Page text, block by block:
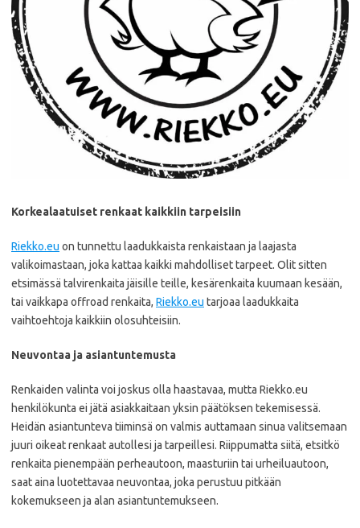
Korkealaatuiset renkaat kaikkiin tarpeisiin
Riekko.eu on tunnettu laadukkaista renkaistaan ja laajasta
valikoimastaan, joka kattaa kaikki mahdolliset tarpeet. Olit sitten
etsimässä talvirenkaita jäisille teille, kesärenkaita kuumaan kesään,
tai vaikkapa offroad renkaita, Riekko.eu tarjoaa laadukkaita
vaihtoehtoja kaikkiin olosuhteisiin.
Neuvontaa ja asiantuntemusta
Renkaiden valinta voi joskus olla haastavaa, mutta Riekko.eu
henkilökunta ei jätä asiakkaitaan yksin päätöksen tekemisessä.
Heidän asiantunteva tiiminsä on valmis auttamaan sinua valitsemaan
juuri oikeat renkaat autollesi ja tarpeillesi. Riippumatta siitä, etsitkö
renkaita pienempään perheautoon, maasturiin tai urheiluautoon,
saat aina luotettavaa neuvontaa, joka perustuu pitkään
kokemukseen ja alan asiantuntemukseen.